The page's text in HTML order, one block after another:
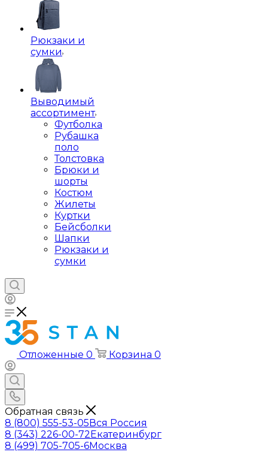
Рюкзаки и
сумки
Выводимый
ассортимент
Футболка
Рубашка
поло
Толстовка
Брюки и
шорты
Костюм
Жилеты
Куртки
Бейсболки
Шапки
Рюкзаки и
сумки
Отложенные 0 Корзина 0
Обратная связь
8 (800) 555-53-05Вся Россия
8 (343) 226-00-72Екатеринбург
8 (499) 705-705-6Москва